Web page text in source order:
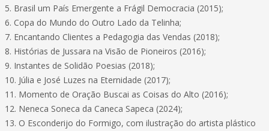
5. Brasil um País Emergente a Frágil Democracia (2015);
6. Copa do Mundo do Outro Lado da Telinha;
7. Encantando Clientes a Pedagogia das Vendas (2018);
8. Histórias de Jussara na Visão de Pioneiros (2016);
9. Instantes de Solidão Poesias (2018);
10. Júlia e José Luzes na Eternidade (2017);
11. Momento de Oração Buscai as Coisas do Alto (2016);
12. Neneca Soneca da Caneca Sapeca (2024);
13. O Esconderijo do Formigo, com ilustração do artista plástico